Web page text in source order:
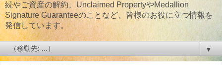
続やご資産の解約、Unclaimed PropertyやMedallion
Signature Guaranteeのことなど、皆様のお役に立つ情報を
発信しています。
▼